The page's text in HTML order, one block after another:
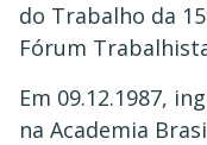
do Trabalho da
Fórum
Em 09.12.1987,
na Academia